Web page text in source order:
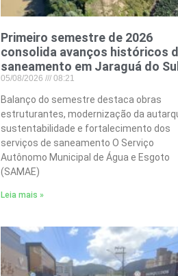
Primeiro semestre de 2026
consolida avanços históricos
saneamento em Jaraguá do Sul
05/08/2026 08:21
Balanço do semestre destaca obras
estruturantes, modernização da
sustentabilidade e fortalecimento dos
serviços de saneamento O Serviço
Autônomo Municipal de Água e Esgoto
(SAMAE)
Leia mais »